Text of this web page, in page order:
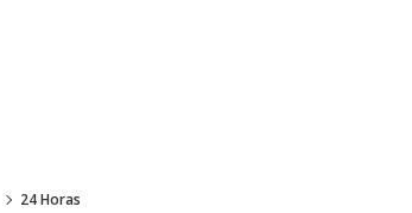
24 Horas